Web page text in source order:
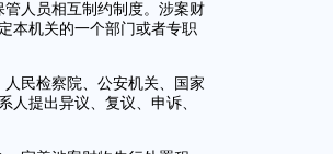
管人员相互制约制度。涉案财
本机关的一个部门或者专职
民检察院、公安机关、国家
人提出异议、复议、申诉、